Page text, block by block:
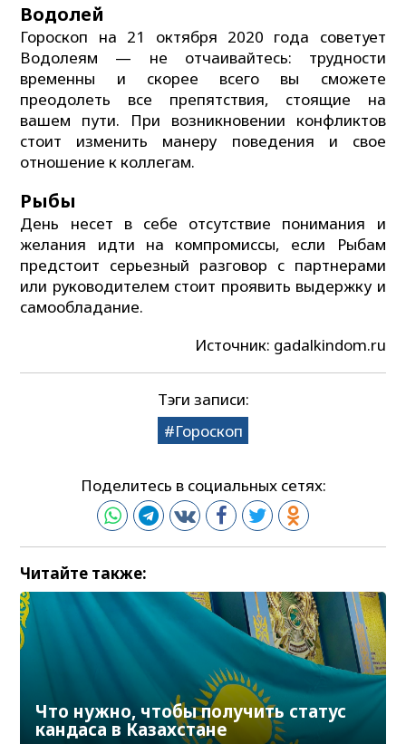
Водолей
Гороскоп на 21 октября 2020 года советует
Водолеям — не отчаивайтесь: трудности
временны и скорее всего вы сможете
преодолеть все препятствия, стоящие на
вашем пути. При возникновении конфликтов
стоит изменить манеру поведения и свое
отношение к коллегам.
Рыбы
День несет в себе отсутствие понимания и
желания идти на компромиссы, если Рыбам
предстоит серьезный разговор с партнерами
или руководителем стоит проявить выдержку и
самообладание.
Источник: gadalkindom.ru
Тэги записи:
Гороскоп
Поделитесь в социальных сетях:
Читайте также:
Что нужно, чтобы получить статус
кандаса в Казахстане